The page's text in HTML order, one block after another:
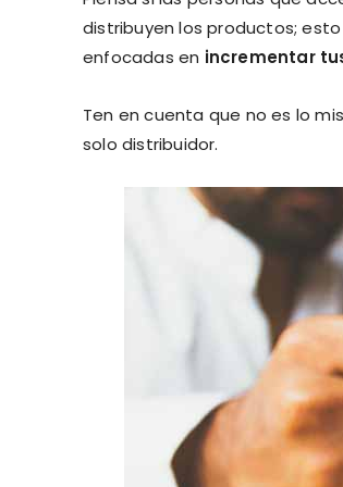
distribuyen los productos;
enfocadas en incrementar
Ten en cuenta que no es lo
solo distribuidor.